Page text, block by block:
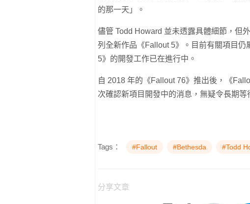
的那一天」。
儘管 Todd Howard 並未透露具體細節，但
列全新作品《Fallout 5》。目前有關項目
5》的開發工作已在進行中。
自 2018 年的《Fallout 76》推出後，《
次確認新項目開發中的消息，無疑令長期等
Tags： #Fallout #Bethesda #Todd
分享文章